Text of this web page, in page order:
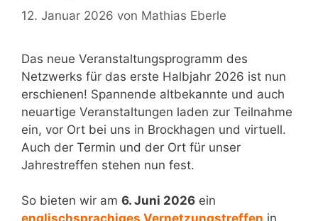
12. Januar 2026 von Mathias Eberle
Das neue Veranstaltungsprogramm des
Netzwerks für das erste Halbjahr 2026 ist nun
erschienen! Spannende altbekannte und auch
neuartige Veranstaltungen laden zur Teilnahme
ein, vor Ort bei uns in Brockhagen und virtuell.
Auch der Termin und der Ort für unser
Jahrestreffen stehen nun fest.
So bieten wir am 6. Juni 2026 ein